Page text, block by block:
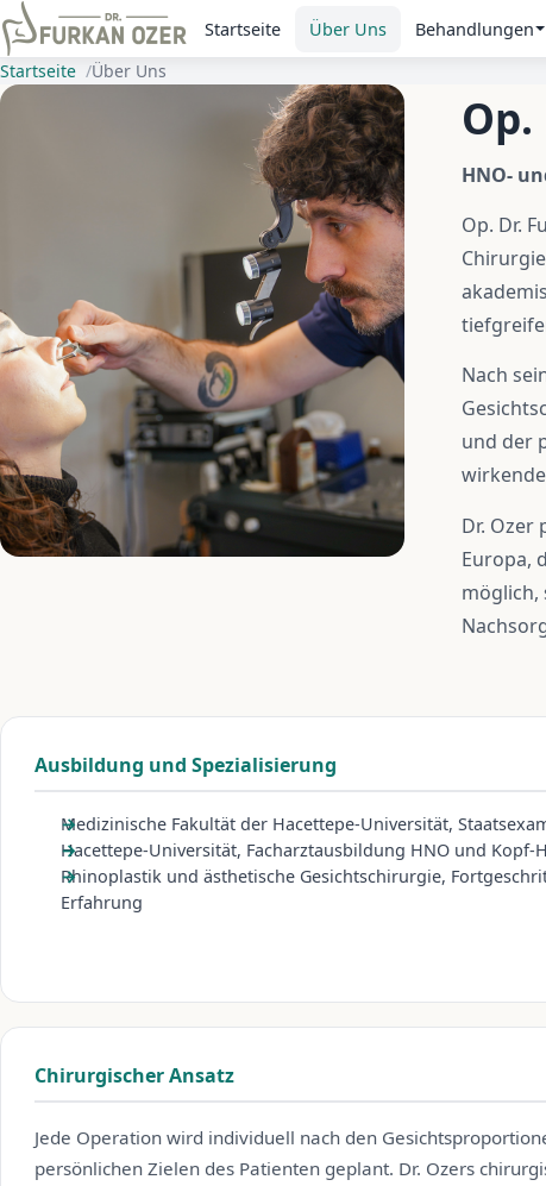
Startseite Über Uns Behandlungen
Startseite
Über Uns
HNO-
Op. Dr.
Nach
und der
Dr.
Europa,
möglich,
Ausbildung und Spezialisierung
Medizinische Fakultät der Hacettepe-Universität,
Hacettepe-Universität, Facharztausbildung HNO und Kopf-
Rhinoplastik und ästhetische Gesichtschirurgie,
Erfahrung
Chirurgischer Ansatz
Jede Operation wird individuell nach den
persönlichen Zielen des Patienten geplant. Dr. Ozers